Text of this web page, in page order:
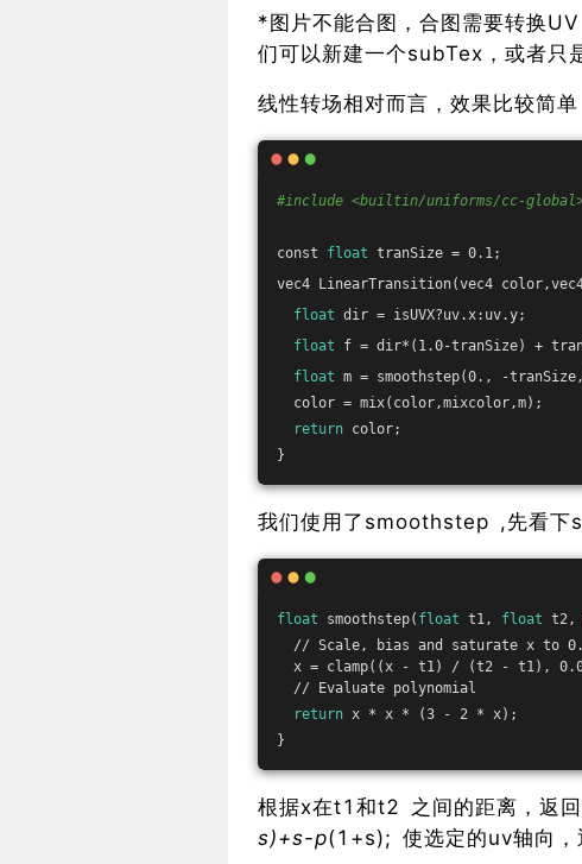
*图片不能合图，合图需要转换
们可以新建一个subTex，或者只
线性转场相对而言，效果比较简单
#include <builtin/uniforms/cc-
const float tranSize = 0.1;
vec4 LinearTransition(vec4
float dir = isUVX?uv.x:uv.y;
float f = dir*(1.0-tranSize) +
float m = smoothstep(0., -
color = mix(color,mixcolor,m);
return color;
}
我们使用了smoothstep ,先看下
float smoothstep( float t1, float t2,
// Scale, bias and saturate x to
x = clamp((x - t1) / (t2 - t1),
// Evaluate polynomial
return x * x * (3 - 2 * x);
}
根据x在t1和t2 之间的距离，返
s)+s-p(1+s); 使选定的uv轴向，